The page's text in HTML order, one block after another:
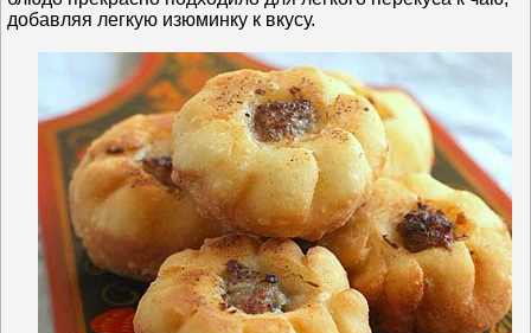
добавляя легкую изюминку к вкусу.